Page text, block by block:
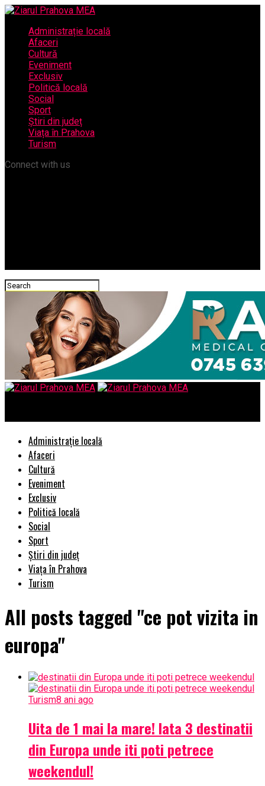
Administrație locală
Afaceri
Cultură
Eveniment
Exclusiv
Politică locală
Social
Sport
Știri din județ
Viața în Prahova
Turism
Connect with us
Administrație locală
Afaceri
Cultură
Eveniment
Exclusiv
Politică locală
Social
Sport
Știri din județ
Viața în Prahova
Turism
All posts tagged "ce pot vizita in
europa"
Turism8 ani ago
Uita de 1 mai la mare! Iata 3 destinatii
din Europa unde iti poti petrece
weekendul!